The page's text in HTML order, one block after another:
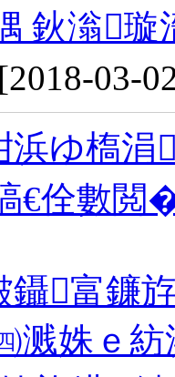
鈥滃
[2018-03-
浜ゆ槗
€佺數閲
鑷富鐮
溅姝ｅ